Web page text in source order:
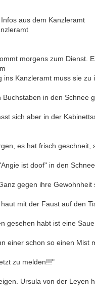
aus dem Kanzleramt
morgens zum Dienst.
ins Kanzleramt muss sie zu
in den Schnee
sich aber in der
es hat frisch geschneit,
ist doof" in den
gegen ihre Gewohnheit
mit der Faust auf den
gesehen habt ist eine
einer schon so einen Mist
zu melden!!!"
Ursula von der Leyen